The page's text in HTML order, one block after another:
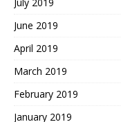
June 2019
April 2019
March 2019
February 2019
January 2019